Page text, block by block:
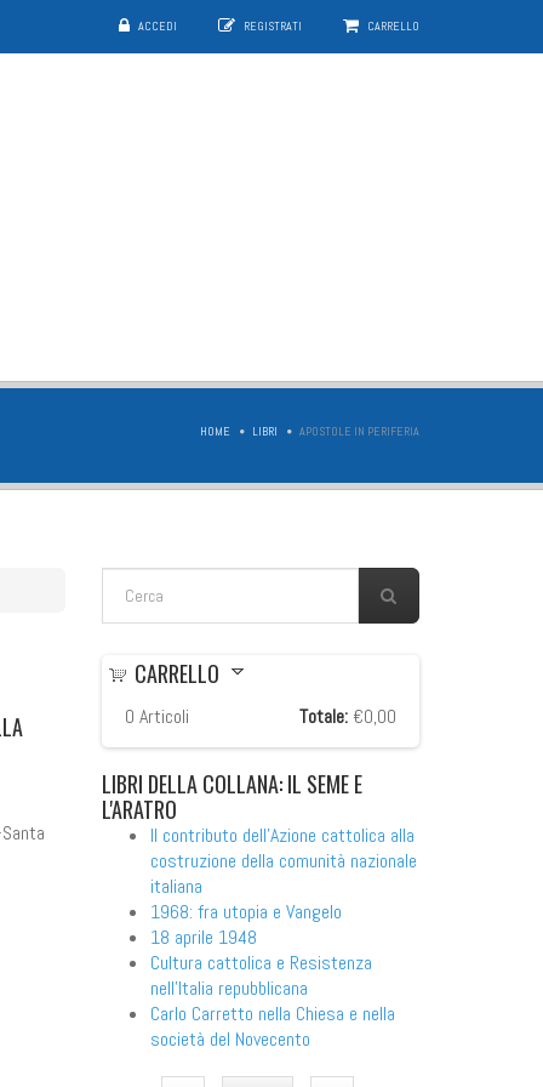
ACCEDI REGISTRATI CARRELLO
HOME LIBRI APOSTOLE IN PERIFERIA
FORM DI RICERCA
CARRELLO
0 Articoli Totale: €0,00
LIBRI DELLA COLLANA: IL SEME E
L'ARATRO
Il contributo dell'Azione cattolica alla
costruzione della comunità nazionale
italiana
1968: fra utopia e Vangelo
18 aprile 1948
Cultura cattolica e Resistenza
nell'Italia repubblicana
Carlo Carretto nella Chiesa e nella
società del Novecento